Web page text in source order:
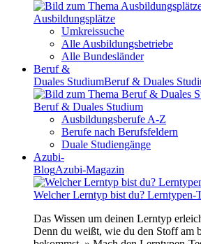
Ausbildungsplätze
Umkreissuche
Alle Ausbildungsbetriebe
Alle Bundesländer
Beruf &
Duales StudiumBeruf & Duales
Beruf & Duales Studium
Ausbildungsberufe A-Z
Berufe nach Berufsfeldern
Duale Studiengänge
Azubi-
BlogAzubi-Magazin
Welcher Lerntyp bist du? Lerntypen-
Das Wissen um deinen Lerntyp
Denn du weißt, wie du den Stoff am